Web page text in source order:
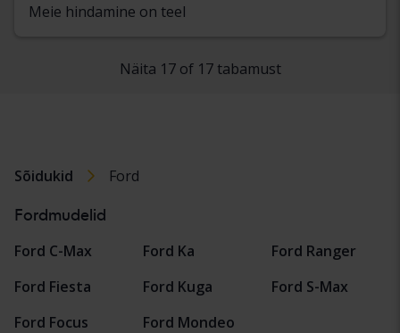
Meie hindamine on teel
Näita 17 of 17 tabamust
Sõidukid Ford
Fordmudelid
Ford C-Max
Ford Fiesta
Ford Focus
Ford Ka
Ford Kuga
Ford Mondeo
Ford Ranger
Ford S-Max